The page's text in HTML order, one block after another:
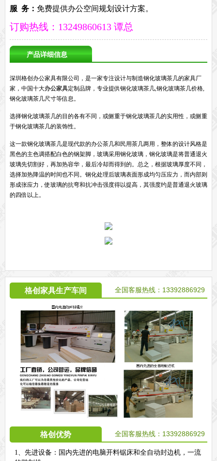
申请友情链接
服 务： 免费提供办公空间规划设计方案。
订购热线：13249860613 谭总
产品详细信息
深圳格创办公家具有限公司，是一家专注设计与制造钢化玻璃茶几的家具厂
家，中国十大办公家具定制品牌，专业提供钢化玻璃茶几,钢化玻璃茶几价格,
钢化玻璃茶几尺寸等信息。
选择钢化玻璃茶几的目的各有不同，或侧重于钢化玻璃茶几的实用性，或侧重
于钢化玻璃茶几的装饰性。
这一款钢化玻璃茶几是现代款的办公茶几和民用茶几两用，整体的设计风格是
黑色的主色调搭配白色的钢架脚，玻璃采用钢化玻璃，钢化玻璃是将普通退火
玻璃先切割好，再加热容华，最后冷却而得到的。总之，根据玻璃厚度不同，
选择加热降温的时间也不同。钢化处理后玻璃表面形成均匀压应力，而内部则
形成张应力，使玻璃的抗弯和抗冲击强度得以提高，其强度约是普通退火玻璃
的四倍以上。
格创家具生产车间 全国客服热线：13392886929
格创优势 全国客服热线：13392886929
1、先进设备：国内先进的电脑开料锯床和全自动封边机，一流